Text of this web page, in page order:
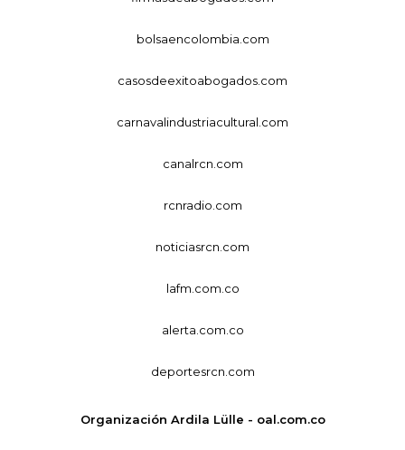
bolsaencolombia.com
casosdeexitoabogados.com
carnavalindustriacultural.com
canalrcn.com
rcnradio.com
noticiasrcn.com
lafm.com.co
alerta.com.co
deportesrcn.com
Organización Ardila Lülle - oal.com.co